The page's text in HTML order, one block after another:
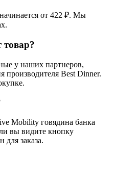
от 422 ₽. Мы
товар?
у наших партнеров,
производителя Best Dinner.
Mobility говядина банка
вы видите кнопку
для заказа.